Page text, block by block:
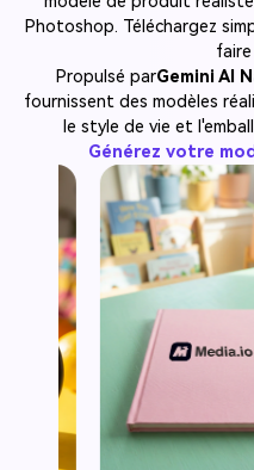
Photoshop. Téléchargez
Propulsé parGemini AI
fournissent des modèles
le style de vie et
Générez votre